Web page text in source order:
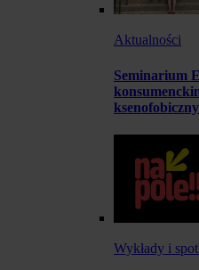
Aktualności
Seminarium
Wykłady i